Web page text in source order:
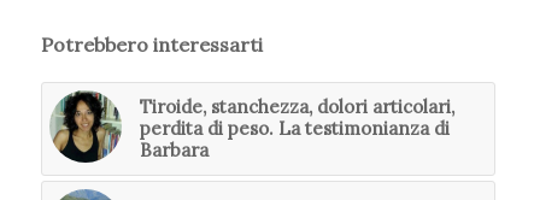
Potrebbero interessarti
Tiroide, stanchezza, dolori articolari,
perdita di peso. La testimonianza di
Barbara